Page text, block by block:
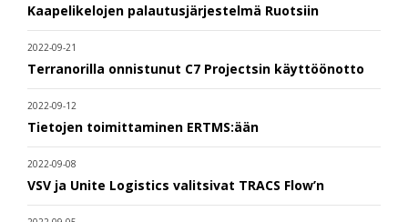
Kaapelikelojen palautusjärjestelmä Ruotsiin
2022-09-21
Terranorilla onnistunut C7 Projectsin käyttöönotto
2022-09-12
Tietojen toimittaminen ERTMS:ään
2022-09-08
VSV ja Unite Logistics valitsivat TRACS Flow’n